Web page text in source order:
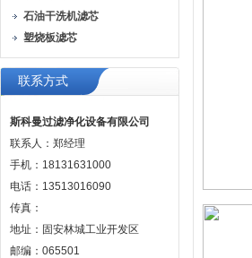
石油干洗机滤芯
塑烧板滤芯
联系方式
斯科曼过滤净化设备有限公司
联系人：郑经理
手机：18131631000
电话：13513016090
传真：
地址：固安林城工业开发区
邮编：065501